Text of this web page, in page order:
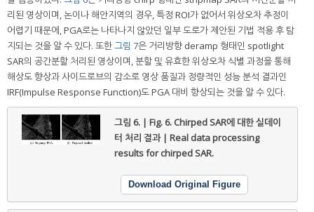
리된 영상이며, 논이나 해안지역의 경우, 특정 ROI가 없어서 위상오차 추정이
어렵기 때문에, PGA로는 나타나지 않았던 일부 도로가 제안된 기법 적용 후 탐
지되는 것을 알 수 있다. 또한그림 7은 거리방향 deramp 형태인 spotlight
SAR의 공간분할 처리된 영상이며, 분할 및 유효한 위상오차 식별 과정을 통해
해상도 향상과 사이드로브의 감소로 영상 품질과 정량적인 성능 분석 결과인
IRF(Impulse Response Function)도 PGA 대비 향상되는 것을 알 수 있다.
그림 6. | Fig. 6. Chirped SAR에 대한 실데이
터 처리 결과 | Real data processing
results for chirped SAR.
Download Original Figure